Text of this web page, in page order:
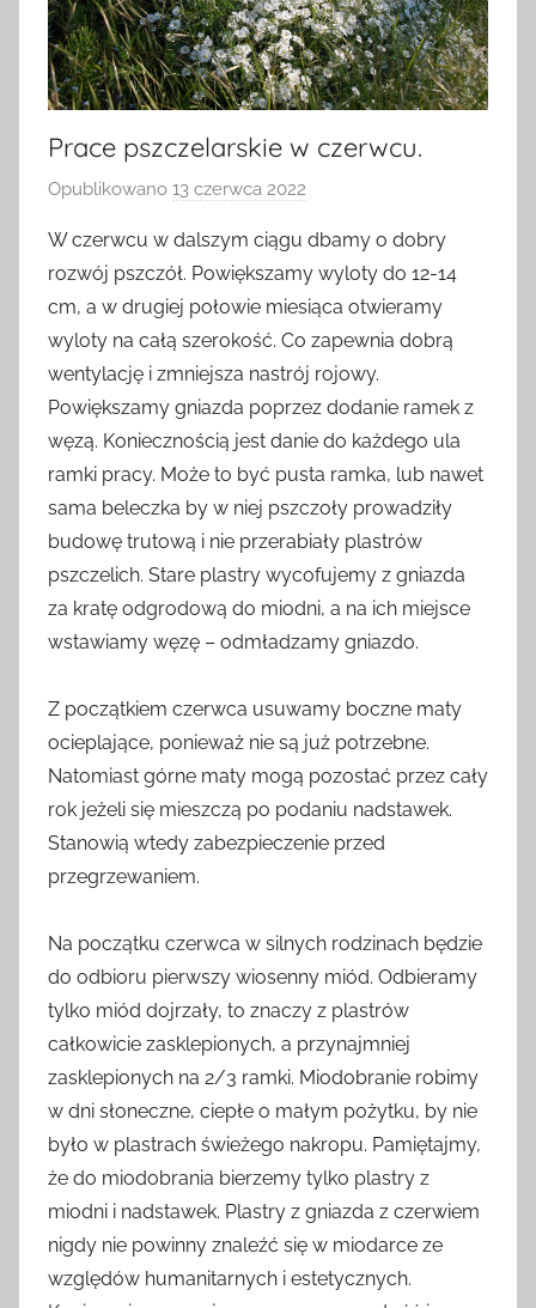
Prace pszczelarskie w czerwcu.
Opublikowano 13 czerwca 2022
z
e
z
a
d
m
i
n
W czerwcu w dalszym ciągu dbamy o dobry
rozwój pszczół. Powiększamy wyloty do 12-14
cm, a w drugiej połowie miesiąca otwieramy
wyloty na całą szerokość. Co zapewnia dobrą
wentylację i zmniejsza nastrój rojowy.
Powiększamy gniazda poprzez dodanie ramek z
węzą. Koniecznością jest danie do każdego ula
ramki pracy. Może to być pusta ramka, lub nawet
sama beleczka by w niej pszczoły prowadziły
budowę trutową i nie przerabiały plastrów
pszczelich. Stare plastry wycofujemy z gniazda
za kratę odgrodową do miodni, a na ich miejsce
wstawiamy węzę – odmładzamy gniazdo.
Z początkiem czerwca usuwamy boczne maty
ocieplające, ponieważ nie są już potrzebne.
Natomiast górne maty mogą pozostać przez cały
rok jeżeli się mieszczą po podaniu nadstawek.
Stanowią wtedy zabezpieczenie przed
przegrzewaniem.
Na początku czerwca w silnych rodzinach będzie
do odbioru pierwszy wiosenny miód. Odbieramy
tylko miód dojrzały, to znaczy z plastrów
całkowicie zasklepionych, a przynajmniej
zasklepionych na 2/3 ramki. Miodobranie robimy
w dni słoneczne, ciepłe o małym pożytku, by nie
było w plastrach świeżego nakropu. Pamiętajmy,
że do miodobrania bierzemy tylko plastry z
miodni i nadstawek. Plastry z gniazda z czerwiem
nigdy nie powinny znaleźć się w miodarce ze
względów humanitarnych i estetycznych.